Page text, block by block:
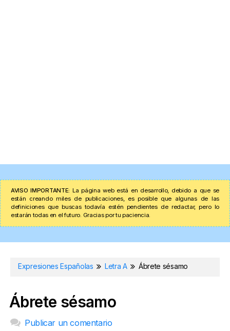
AVISO IMPORTANTE: La página web está en desarrollo, debido a que se
están creando miles de publicaciones, es posible que algunas de las
definiciones que buscas todavía estén pendientes de redactar, pero lo
estarán todas en el futuro. Gracias por tu paciencia.
Expresiones Españolas Letra A Ábrete sésamo
Ábrete sésamo
Publicar un comentario